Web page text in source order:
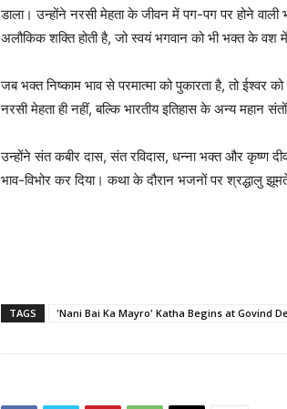
डाला। उन्होंने नरसी मेहता के जीवन में पग-पग पर होने
अलौकिक शक्ति होती है, जो स्वयं भगवान को भी भक्त के वश
जब भक्त निष्काम भाव से परमात्मा को पुकारता है, तो ईश्वर
नरसी मेहता ही नहीं, बल्कि भारतीय इतिहास के अन्य महान
उन्होंने संत कबीर दास, संत रविदास, धन्ना भक्त और कृष्ण
भाव-विभोर कर दिया। कथा के दौरान भजनों पर श्रद्धालु
TAGS 'Nani Bai Ka Mayro' Katha Begins at Govind